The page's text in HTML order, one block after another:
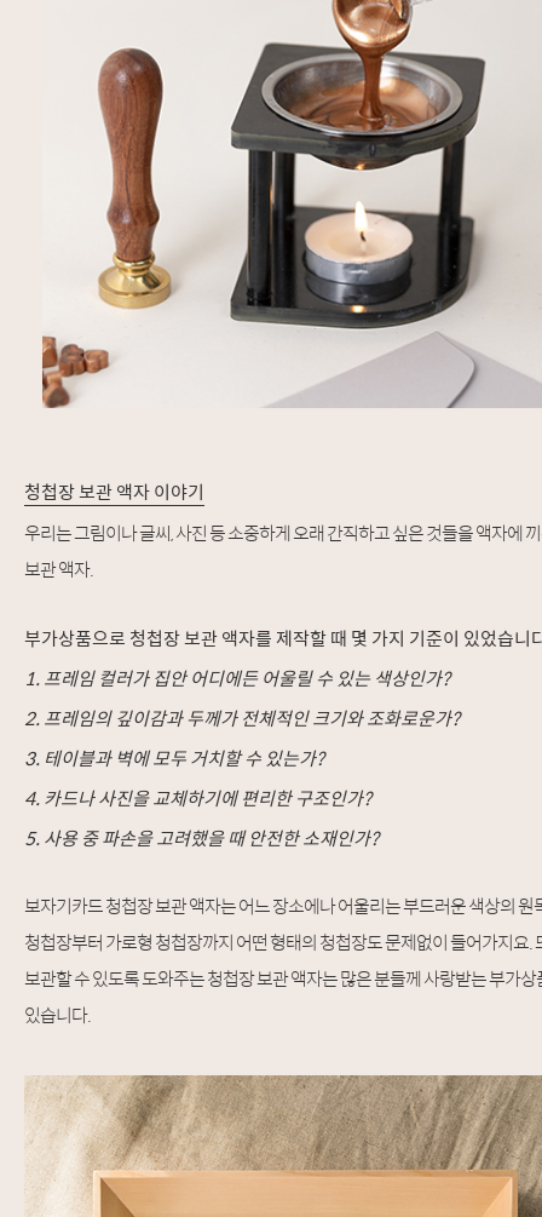
청첩장 보관 액자 이야기
우리는 그림이나 글씨, 사진 등 소중하게 오래 간직하고 싶은 것들을 액자에
보관 액자.
부가상품으로 청첩장 보관 액자를 제작할 때 몇 가지 기준이 있었습니
1.프레임 컬러가 집안 어디에든 어울릴 수 있는 색상인가?
2.프레임의 깊이감과 두께가 전체적인 크기와 조화로운가?
3. 테이블과 벽에 모두 거치할 수 있는가?
4.카드나 사진을 교체하기에 편리한 구조인가?
5.사용 중 파손을 고려했을 때 안전한 소재인가?
보자기카드 청첩장 보관 액자는 어느 장소에나 어울리는 부드러운 색상의
청첩장부터 가로형 청첩장까지 어떤 형태의 청첩장도 문제없이 들어가지
보관할 수 있도록 도와주는 청첩장 보관 액자는 많은 분들께 사랑받는 부가
있습니다.